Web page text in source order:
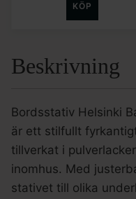
KÖP
Beskrivning
Bordsstativ Helsinki
är ett stilfullt
tillverkat i
inomhus. Med
stativet till olika